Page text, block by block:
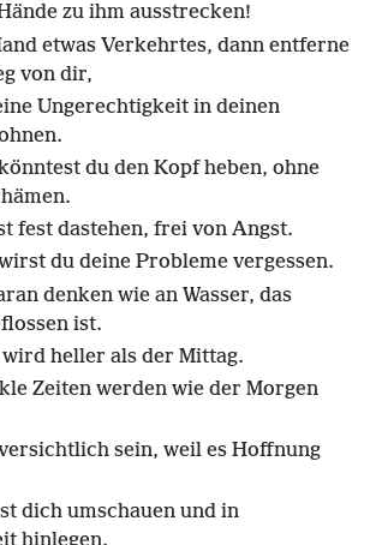
zu ihm ausstrecken!
etwas Verkehrtes, dann entferne
von dir,
Ungerechtigkeit in deinen
du den Kopf heben, ohne
fest dastehen, frei von Angst.
du deine Probleme vergessen.
denken wie an Wasser, das
ist.
wird heller als der Mittag.
Zeiten werden wie der Morgen
sein, weil es Hoffnung
dich umschauen und in